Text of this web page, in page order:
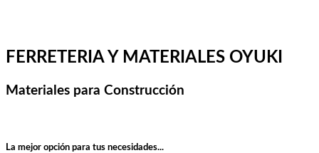
FERRETERIA Y MATERIALES OYUKI
Materiales para Construcción
La mejor opción para tus necesidades...